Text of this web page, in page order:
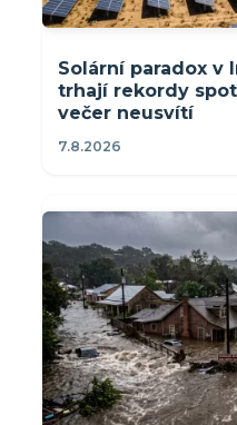
Solární paradox v
trhají rekordy
večer neusvítí
7.8.2026